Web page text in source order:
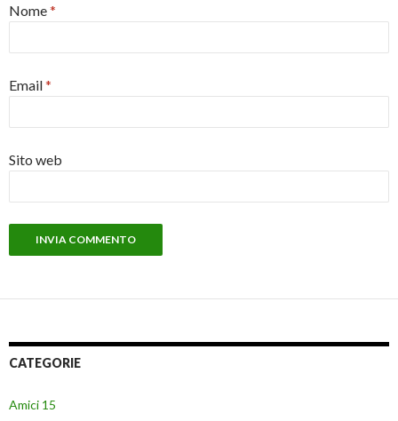
Nome*
Email*
Sito web
CATEGORIE
Amici 15